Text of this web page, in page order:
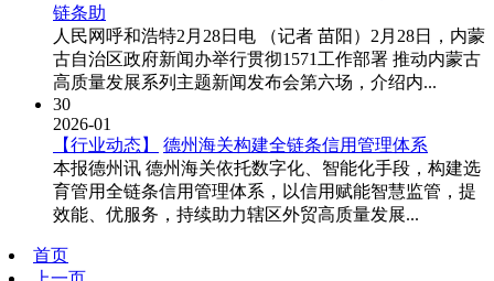
链条助
人民网呼和浩特2月28日电 （记者 苗阳）2月28日，内蒙
古自治区政府新闻办举行贯彻1571工作部署 推动内蒙古
高质量发展系列主题新闻发布会第六场，介绍内...
30
2026-01
【行业动态】
德州海关构建全链条信用管理体系
本报德州讯 德州海关依托数字化、智能化手段，构建选
育管用全链条信用管理体系，以信用赋能智慧监管，提
效能、优服务，持续助力辖区外贸高质量发展...
首页